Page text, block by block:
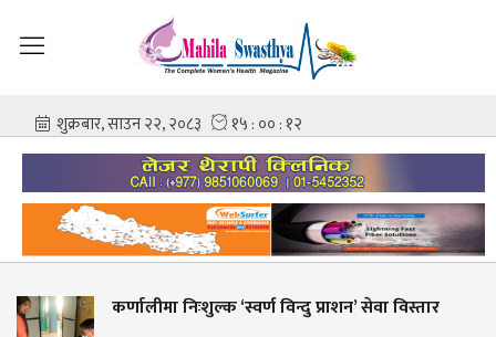
कर्णालीमा निःशुल्क ‘स्वर्ण विन्दु प्राशन’ सेवा विस्तार